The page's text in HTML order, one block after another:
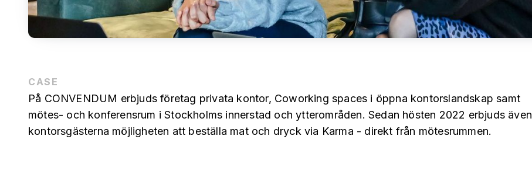
CASE
På CONVENDUM erbjuds företag privata kontor, Coworking spaces i öppna kontorslandskap samt
mötes- och konferensrum i Stockholms innerstad och ytterområden. Sedan hösten 2022 erbjuds även
kontorsgästerna möjligheten att beställa mat och dryck via Karma - direkt från mötesrummen.